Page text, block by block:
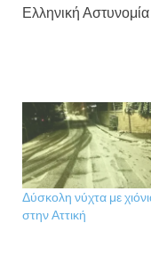
Ελληνική Αστυνομία
Δύσκολη νύχτα με
στην Αττική